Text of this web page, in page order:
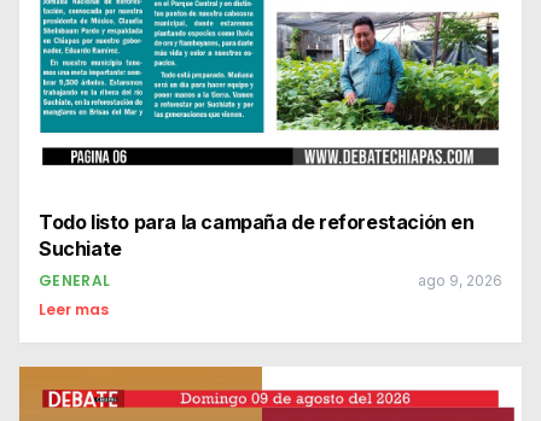
Todo listo para la campaña de reforestación en
Suchiate
GENERAL ago 9, 2026
Leer mas